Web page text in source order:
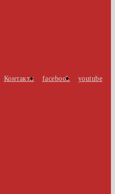
Контакти facebook youtube